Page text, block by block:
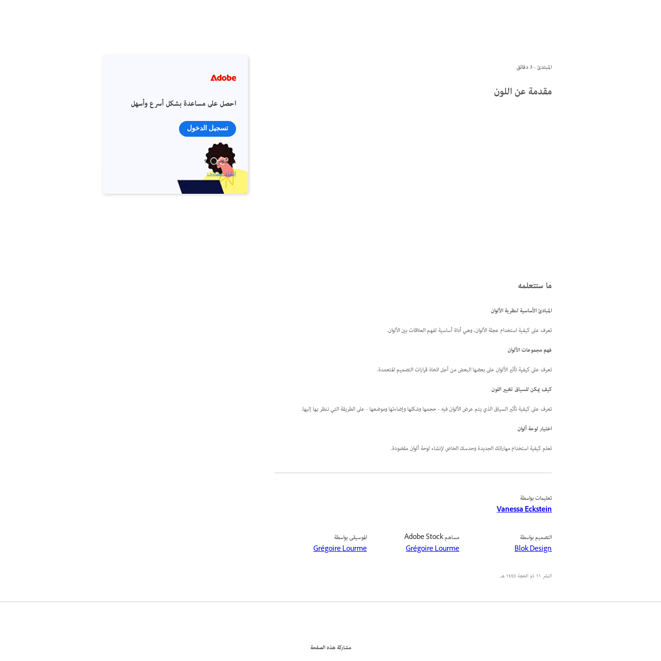
المبتدئ · 3 دقائق
مقدمة عن اللون
ما ستتعلمه
المبادئ الأساسية لنظرية الألوان
تعرف على كيفية استخدام عجلة الألوان، وهي أداة أساسية لفهم العلاقات بين الألوان.
فهم مجموعات الألوان
تعرف على كيفية تأثير الألوان على بعضها البعض من أجل اتخاذ قرارات التصميم المتعمدة.
كيف يمكن للسياق تغيير اللون
تعرف على كيفية تأثير السياق الذي يتم عرض الألوان فيه - حجمها وشكلها وإضاءتها وموضعها - على الطريقة التي ننظر بها إليها.
اختيار لوحة ألوان
تعلم كيفية استخدام مهاراتك الجديدة وحدسك الخاص لإنشاء لوحة ألوان مقصودة.
تعليمات بواسطة
Vanessa Eckstein
التصميم بواسطة
Blok Design
مساهم Adobe Stock
Grégoire Lourme
الموسيقى بواسطة
Grégoire Lourme
النشر ١١ ذو الحجة ١٤٤٥ هـ
احصل على مساعدة بشكل أسرع وأسهل
تسجيل الدخول
مستخدم جديد؟
إنشاء حساب ›
مشاركة هذه الصفحة